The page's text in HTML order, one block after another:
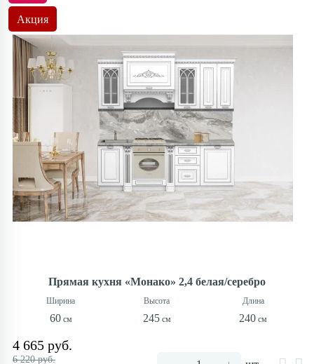
Акция
Прямая кухня «Монако» 2,4 белая/серебро
60 245 240
4 665 руб.
6 220 руб.